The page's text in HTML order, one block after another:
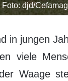
djd/
in jungen
viele
Waage